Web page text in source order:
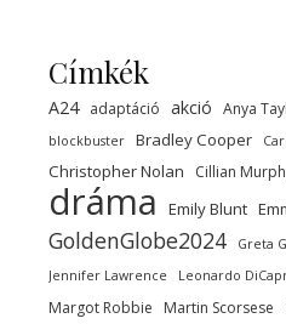
Címkék
A24 adaptáció akció Anya
blockbuster Bradley Cooper
Christopher Nolan Cillian
dráma Emily Blunt
GoldenGlobe2024 Greta
Jennifer Lawrence Leonardo
Margot Robbie Martin Scorsese